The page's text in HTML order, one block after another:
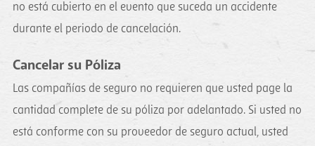
no está cubierto en el evento que suceda un accidente
durante el periodo de cancelación.
Cancelar su Póliza
Las compañías de seguro no requieren que usted page la
cantidad complete de su póliza por adelantado. Si usted no
está conforme con su proveedor de seguro actual, usted